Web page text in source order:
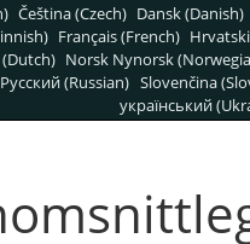
Čeština (Czech) Dansk (Danish)
Français (French)
Norsk Nynorsk
Pусский (Russian) Slovenčina
український